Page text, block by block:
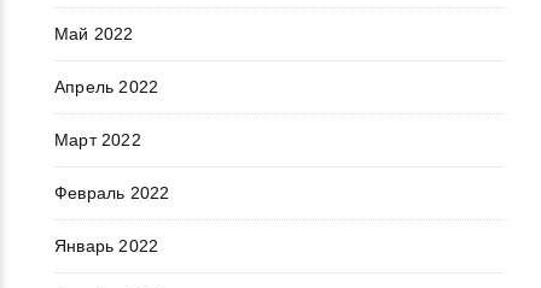
Май 2022
Апрель 2022
Март 2022
Февраль 2022
Январь 2022